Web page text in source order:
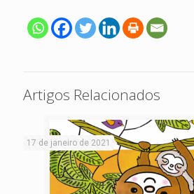
Artigos Relacionados
17 de janeiro de 2021